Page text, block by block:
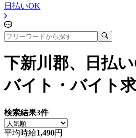
日払いOK
下新川郡、日払
バイト・バイト
検索結果3件
平均時給1,490円